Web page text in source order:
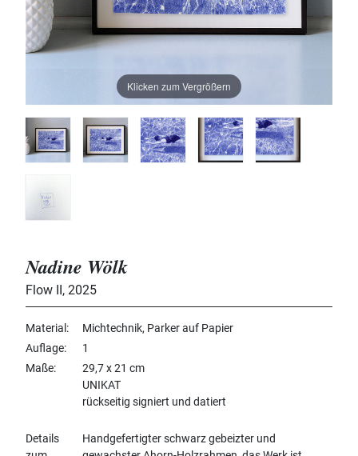
Klicken zum Vergrößern
Nadine Wölk
Flow II , 2025
Material
Michtechnik, Parker auf Papier
Auflage
1
Maße
29,7 x 21 cm
UNIKAT
rückseitig signiert und datiert
Details
Handgefertigter schwarz gebeizter und